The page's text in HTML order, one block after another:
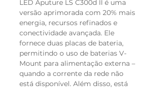
LED Aputure LS C300d II é uma
versão aprimorada com 20% mais
energia, recursos refinados e
conectividade avançada. Ele
fornece duas placas de bateria,
permitindo o uso de baterias V-
Mount para alimentação externa –
quando a corrente da rede não
está disponível. Além disso, está